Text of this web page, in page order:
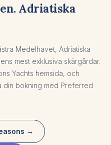
Adriatiska
Medelhavet, Adriatiska
mest exklusiva skärgårdar.
Yachts hemsida, och
din bokning med Preferred
→